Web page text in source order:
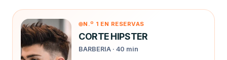
N.º 1 EN RESERVAS
CORTE HIPSTER
BARBERIA · 40 min